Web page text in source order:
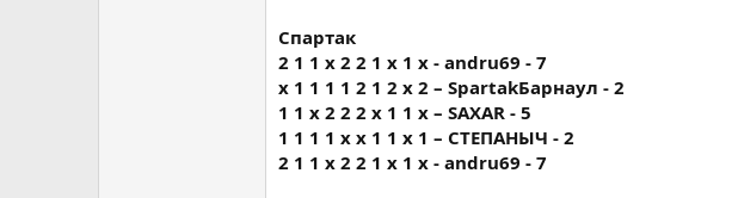
Спартак
2 1 1 х 2 2 1 х 1 х - andru69 - 7
х 1 1 1 1 2 1 2 х 2 – SpartakБарнаул - 2
1 1 x 2 2 2 x 1 1 x – SAXAR - 5
1 1 1 1 х х 1 1 х 1 – СТЕПАНЫЧ - 2
2 1 1 х 2 2 1 х 1 х - andru69 - 7